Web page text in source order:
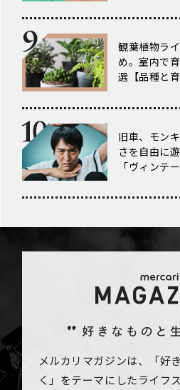
観葉植物ラ
め。室内で
選【品種と
旧車、モン
さを自由に
「ヴィンテ
メルカリマガジンは、「好
く」をテーマにしたライフ